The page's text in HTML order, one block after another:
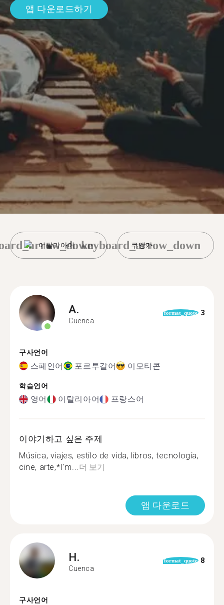
앱 다운로드하기
이탈리아어 쿠엥카
keyboard_arrow_down
A.
Cuenca
format_quote 3
구사언어
스페인어 포르투갈어 이모티콘
학습언어
영어 이탈리아어 프랑스어
이야기하고 싶은 주제
Música, viajes, estilo de vida, libros, tecnología,
cine, arte,*I'm...더 보기
앱 다운로드
H.
Cuenca
format_quote 8
구사언어